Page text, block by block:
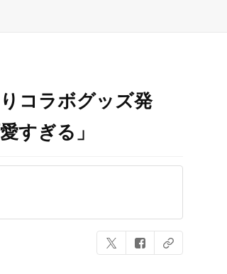
コラボグッズ発
すぎる」